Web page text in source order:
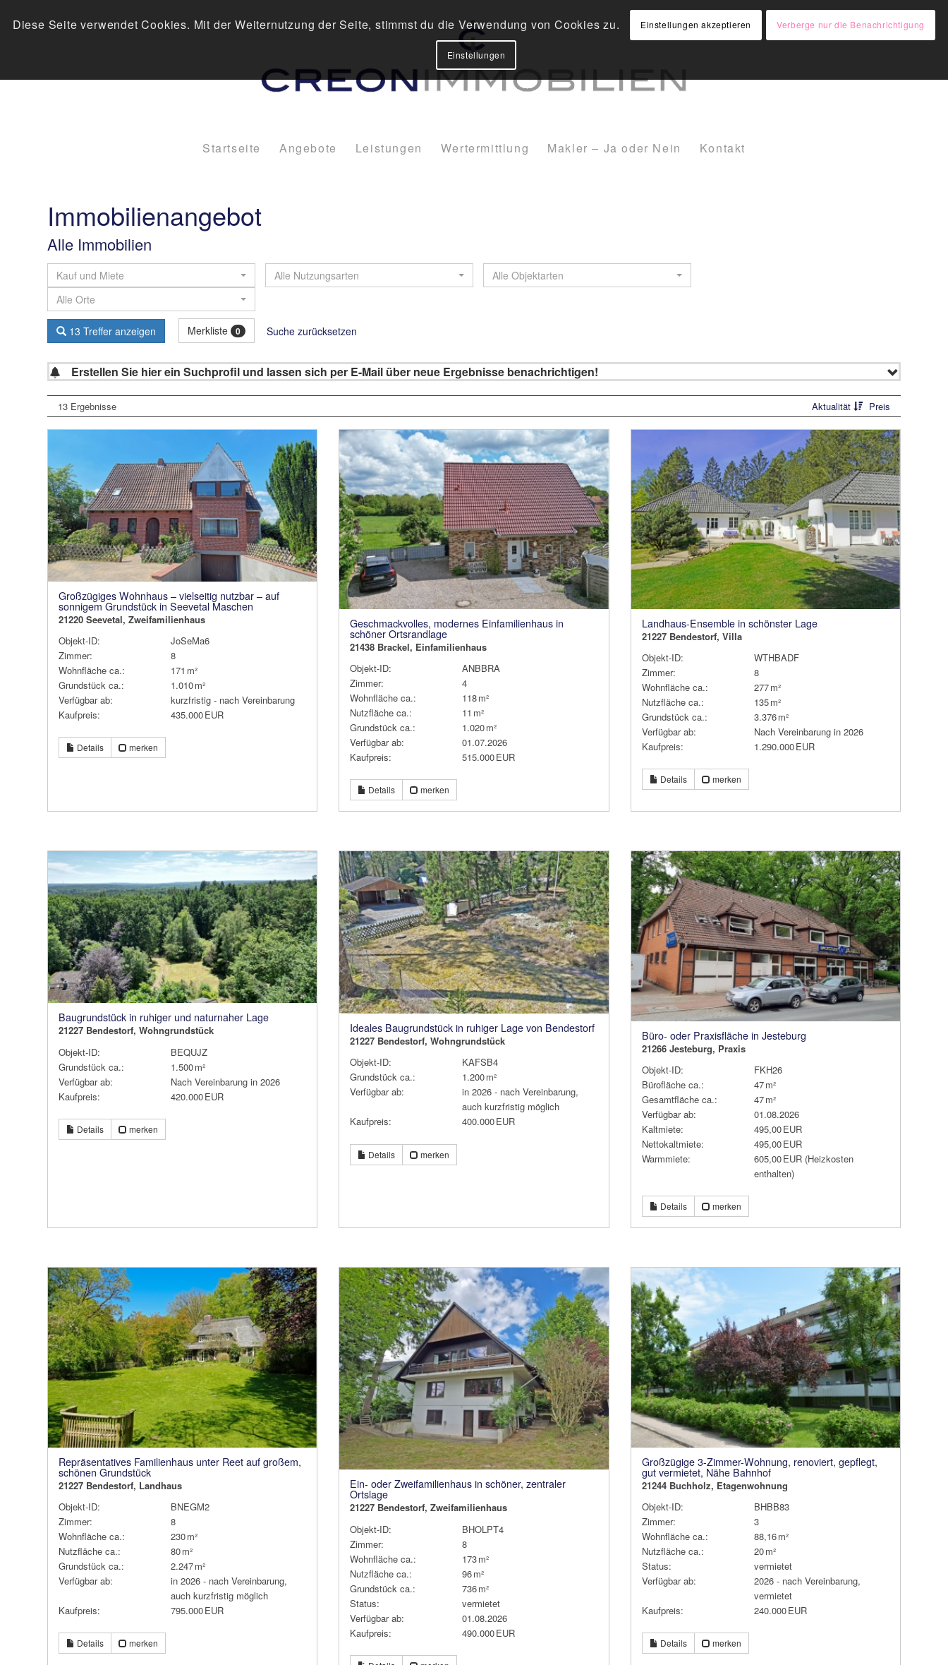
Startseite Angebote Leistungen Wertermittlung Makler – Ja oder Nein Kontakt
Immobilien­angebot
Alle Immobilien
Kauf und Miete Alle Nutzungsarten
Alle Objektarten
Alle Orte
13 Treffer anzeigen Merkliste 0 Suche zurücksetzen
Erstellen Sie hier ein Suchprofil und lassen sich per E-Mail über neue Ergebnisse benachrichtigen!
13 Ergebnisse Aktualität Preis
Großzügiges Wohnhaus – vielseitig nutzbar – auf
sonnigem Grundstück in Seevetal Maschen
21220 Seevetal, Zweifamilienhaus
Objekt-ID:
JoSeMa6
Zimmer:
8
Wohnfläche ca.:
171 m²
Grund­stück ca.:
1.010 m²
Verfügbar ab:
kurzfristig - nach Vereinbarung
Kaufpreis:
435.000 EUR
Details merken
Geschmackvolles, modernes Einfamilienhaus in
schöner Ortsrandlage
21438 Brackel, Einfamilienhaus
Objekt-ID:
ANBBRA
Zimmer:
4
Wohnfläche ca.:
118 m²
Nutzfläche ca.:
11 m²
Grund­stück ca.:
1.020 m²
Verfügbar ab:
01.07.2026
Kaufpreis:
515.000 EUR
Details merken
Landhaus-Ensemble in schönster Lage
21227 Bendestorf, Villa
Objekt-ID:
WTHBADF
Zimmer:
8
Wohnfläche ca.:
277 m²
Nutzfläche ca.:
135 m²
Grund­stück ca.:
3.376 m²
Verfügbar ab:
Nach Vereinbarung in 2026
Kaufpreis:
1.290.000 EUR
Details merken
Baugrundstück in ruhiger und naturnaher Lage
21227 Bendestorf, Wohngrundstück
Objekt-ID:
BEQUJZ
Grund­stück ca.:
1.500 m²
Verfügbar ab:
Nach Vereinbarung in 2026
Kaufpreis:
420.000 EUR
Details merken
Ideales Baugrundstück in ruhiger Lage von Bendestorf
21227 Bendestorf, Wohngrundstück
Objekt-ID:
KAFSB4
Grund­stück ca.:
1.200 m²
Verfügbar ab:
in 2026 - nach Vereinbarung,
auch kurzfristig möglich
Kaufpreis:
400.000 EUR
Details merken
Büro- oder Praxisfläche in Jesteburg
21266 Jesteburg, Praxis
Objekt-ID:
FKH26
Bürofläche ca.:
47 m²
Gesamtfläche ca.:
47 m²
Verfügbar ab:
01.08.2026
Kaltmiete:
495,00 EUR
Nettokaltmiete:
495,00 EUR
Warmmiete:
605,00 EUR (Heizkosten
enthalten)
Details merken
Repräsentatives Familienhaus unter Reet auf großem,
schönen Grundstück
21227 Bendestorf, Landhaus
Objekt-ID:
BNEGM2
Zimmer:
8
Wohnfläche ca.:
230 m²
Nutzfläche ca.:
80 m²
Grund­stück ca.:
2.247 m²
Verfügbar ab:
in 2026 - nach Vereinbarung,
auch kurzfristig möglich
Kaufpreis:
795.000 EUR
Details merken
Ein- oder Zweifamilienhaus in schöner, zentraler
Ortslage
21227 Bendestorf, Zweifamilienhaus
Objekt-ID:
BHOLPT4
Zimmer:
8
Wohnfläche ca.:
173 m²
Nutzfläche ca.:
96 m²
Grund­stück ca.:
736 m²
Status:
vermietet
Verfügbar ab:
01.08.2026
Kaufpreis:
490.000 EUR
Großzügige 3-Zimmer-Wohnung, renoviert, gepflegt,
gut vermietet, Nähe Bahnhof
21244 Buchholz, Etagenwohnung
Objekt-ID:
BHBB83
Zimmer:
3
Wohnfläche ca.:
88,16 m²
Nutzfläche ca.:
20 m²
Status:
vermietet
Verfügbar ab:
2026 - nach Vereinbarung,
vermietet
Kaufpreis:
240.000 EUR
Details merken
Diese Seite verwendet Cookies. Mit der Weiternutzung der Seite, stimmst du die Verwendung von Cookies zu. Einstellungen akzeptieren Verberge nur die Benachrichtigung
Einstellungen